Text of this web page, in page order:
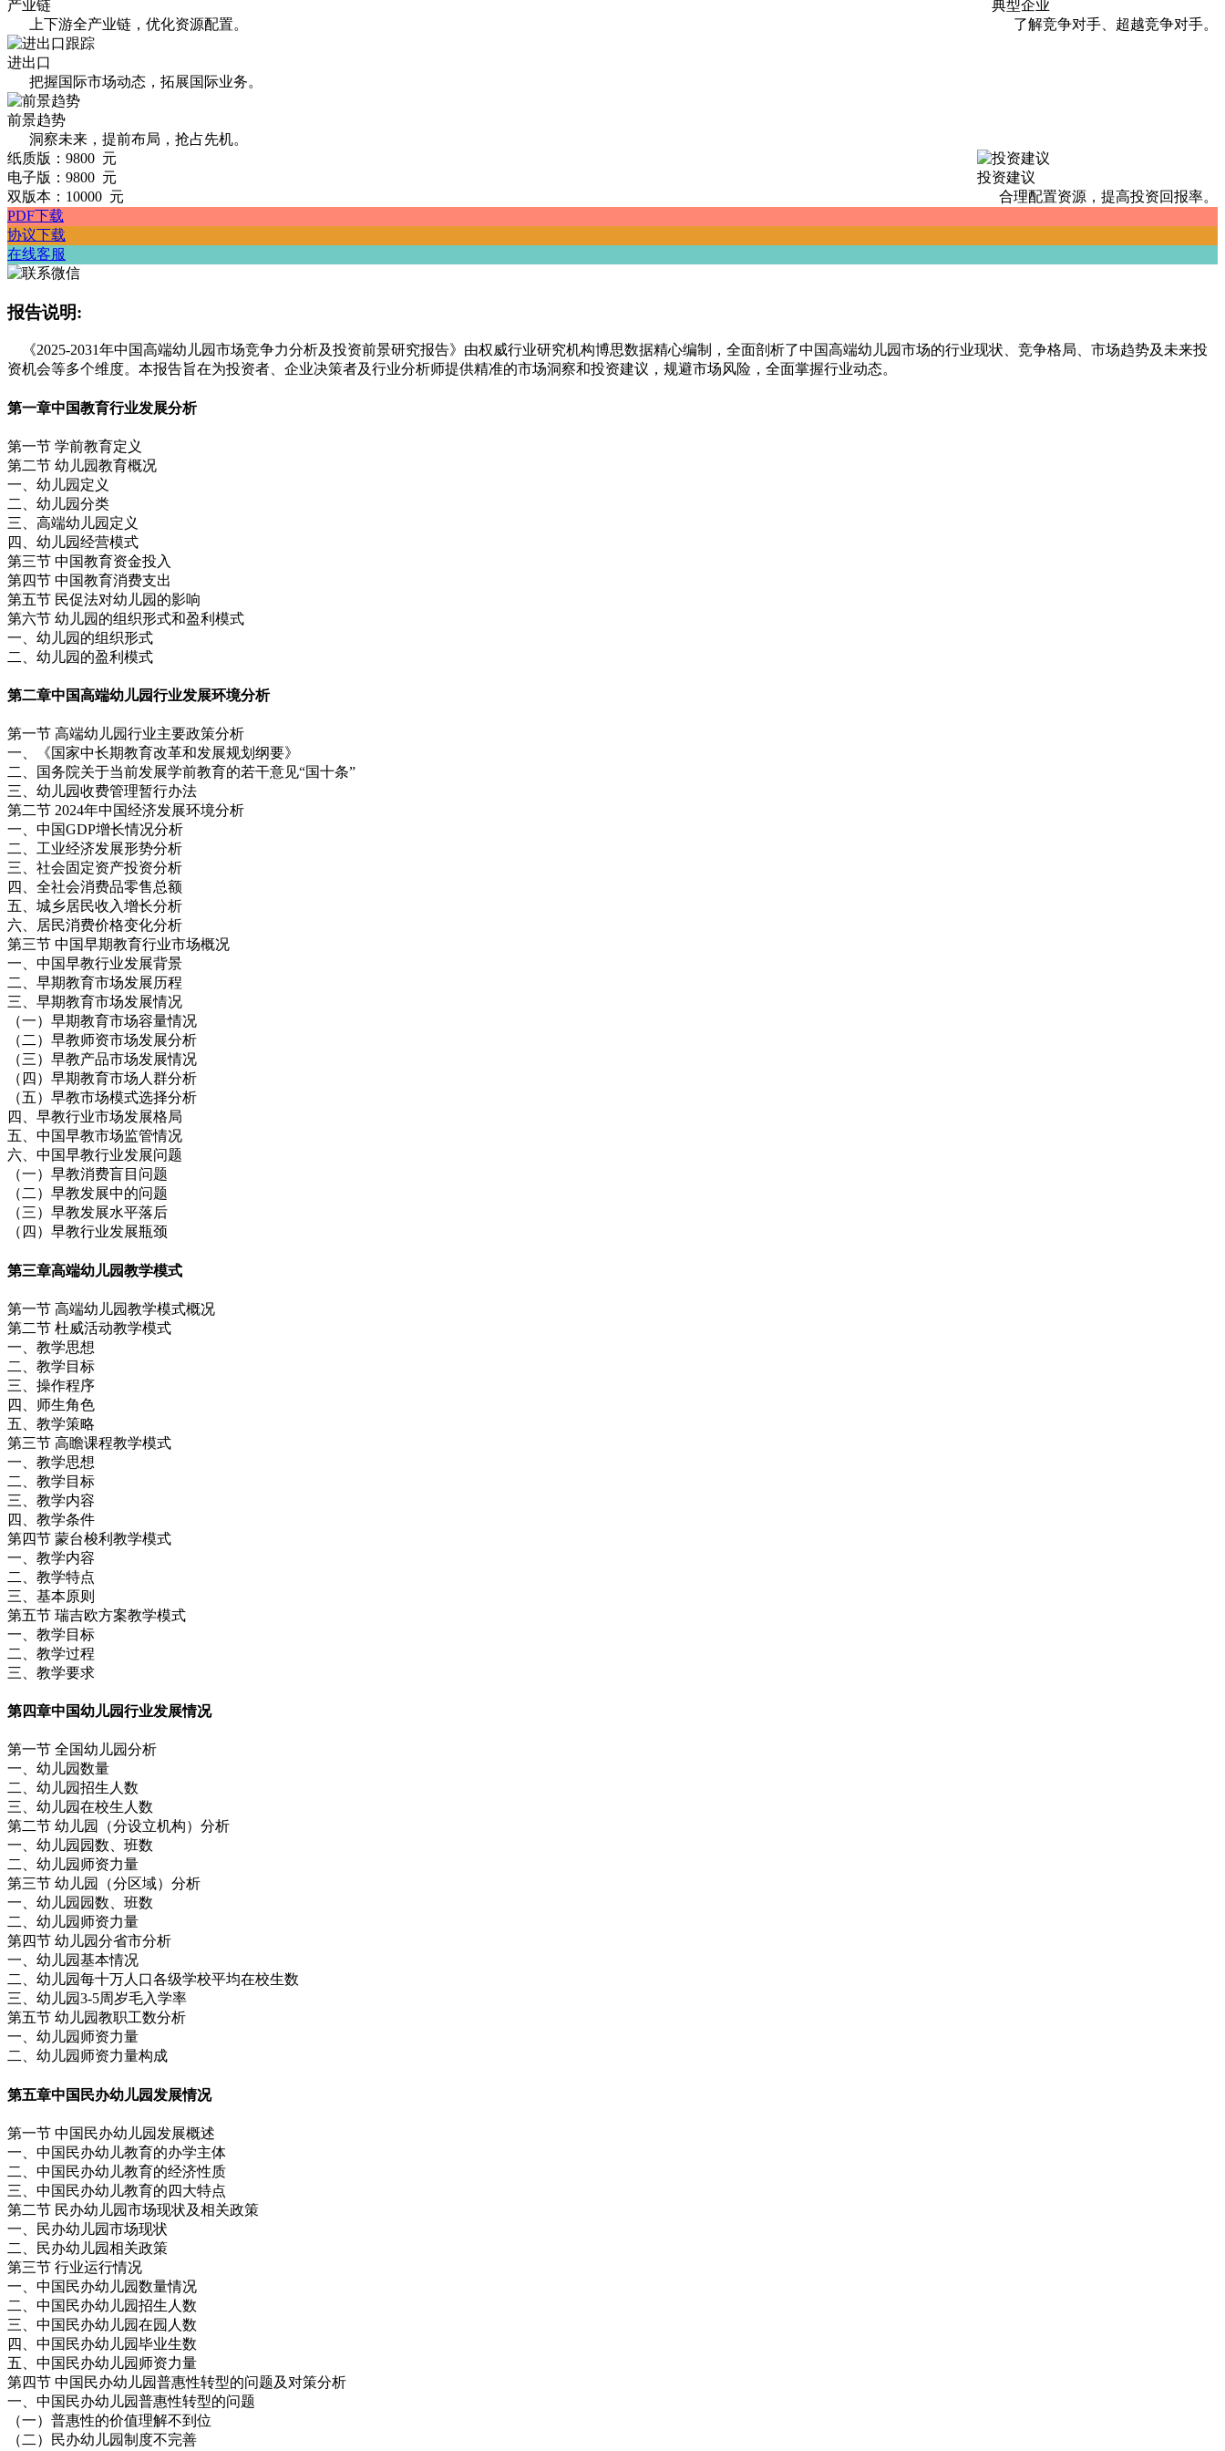
典型企业
了解竞争对手、超越竞争对手。
产业链
上下游全产业链，优化资源配置。
进出口
把握国际市场动态，拓展国际业务。
前景趋势
洞察未来，提前布局，抢占先机。
投资建议
合理配置资源，提高投资回报率。
纸质版：9800 元
电子版：9800 元
双版本：10000 元
PDF下载
协议下载
在线客服
报告说明:
《2025-2031年中国高端幼儿园市场竞争力分析及投资前景研究报告》由权威行业研究机构博思数据精心编制，全面剖析了中国高端幼儿园市场的行业现状、竞争格局、市场趋势及未来投
资机会等多个维度。本报告旨在为投资者、企业决策者及行业分析师提供精准的市场洞察和投资建议，规避市场风险，全面掌握行业动态。
第一章中国教育行业发展分析
第一节 学前教育定义
第二节 幼儿园教育概况
一、幼儿园定义
二、幼儿园分类
三、高端幼儿园定义
四、幼儿园经营模式
第三节 中国教育资金投入
第四节 中国教育消费支出
第五节 民促法对幼儿园的影响
第六节 幼儿园的组织形式和盈利模式
一、幼儿园的组织形式
二、幼儿园的盈利模式
第二章中国高端幼儿园行业发展环境分析
第一节 高端幼儿园行业主要政策分析
一、《国家中长期教育改革和发展规划纲要》
二、国务院关于当前发展学前教育的若干意见“国十条”
三、幼儿园收费管理暂行办法
第二节 2024年中国经济发展环境分析
一、中国GDP增长情况分析
二、工业经济发展形势分析
三、社会固定资产投资分析
四、全社会消费品零售总额
五、城乡居民收入增长分析
六、居民消费价格变化分析
第三节 中国早期教育行业市场概况
一、中国早教行业发展背景
二、早期教育市场发展历程
三、早期教育市场发展情况
（一）早期教育市场容量情况
（二）早教师资市场发展分析
（三）早教产品市场发展情况
（四）早期教育市场人群分析
（五）早教市场模式选择分析
四、早教行业市场发展格局
五、中国早教市场监管情况
六、中国早教行业发展问题
（一）早教消费盲目问题
（二）早教发展中的问题
（三）早教发展水平落后
（四）早教行业发展瓶颈
第三章高端幼儿园教学模式
第一节 高端幼儿园教学模式概况
第二节 杜威活动教学模式
一、教学思想
二、教学目标
三、操作程序
四、师生角色
五、教学策略
第三节 高瞻课程教学模式
一、教学思想
二、教学目标
三、教学内容
四、教学条件
第四节 蒙台梭利教学模式
一、教学内容
二、教学特点
三、基本原则
第五节 瑞吉欧方案教学模式
一、教学目标
二、教学过程
三、教学要求
第四章中国幼儿园行业发展情况
第一节 全国幼儿园分析
一、幼儿园数量
二、幼儿园招生人数
三、幼儿园在校生人数
第二节 幼儿园（分设立机构）分析
一、幼儿园园数、班数
二、幼儿园师资力量
第三节 幼儿园（分区域）分析
一、幼儿园园数、班数
二、幼儿园师资力量
第四节 幼儿园分省市分析
一、幼儿园基本情况
二、幼儿园每十万人口各级学校平均在校生数
三、幼儿园3-5周岁毛入学率
第五节 幼儿园教职工数分析
一、幼儿园师资力量
二、幼儿园师资力量构成
第五章中国民办幼儿园发展情况
第一节 中国民办幼儿园发展概述
一、中国民办幼儿教育的办学主体
二、中国民办幼儿教育的经济性质
三、中国民办幼儿教育的四大特点
第二节 民办幼儿园市场现状及相关政策
一、民办幼儿园市场现状
二、民办幼儿园相关政策
第三节 行业运行情况
一、中国民办幼儿园数量情况
二、中国民办幼儿园招生人数
三、中国民办幼儿园在园人数
四、中国民办幼儿园毕业生数
五、中国民办幼儿园师资力量
第四节 中国民办幼儿园普惠性转型的问题及对策分析
一、中国民办幼儿园普惠性转型的问题
（一）普惠性的价值理解不到位
（二）民办幼儿园制度不完善